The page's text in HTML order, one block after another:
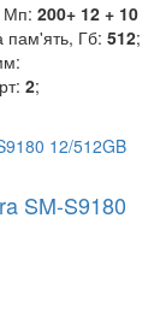
Мп: 200+ 12 + 10
пам'ять, Гб: 512;
2;
SM-S9180